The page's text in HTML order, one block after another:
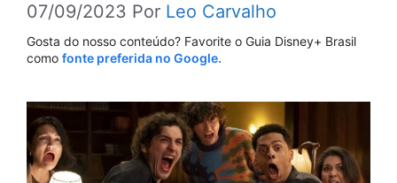
07/09/2023 Por Leo Carvalho
Gosta do nosso conteúdo? Favorite o Guia Disney+ Brasil
como fonte preferida no Google.